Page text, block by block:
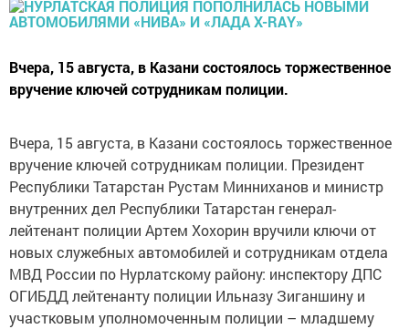
Вчера, 15 августа, в Казани состоялось торжественное
вручение ключей сотрудникам полиции.
Вчера, 15 августа, в Казани состоялось торжественное
вручение ключей сотрудникам полиции. Президент
Республики Татарстан Рустам Минниханов и министр
внутренних дел Республики Татарстан генерал-
лейтенант полиции Артем Хохорин вручили ключи от
новых служебных автомобилей и сотрудникам отдела
МВД России по Нурлатскому району: инспектору ДПС
ОГИБДД лейтенанту полиции Ильназу Зиганшину и
участковым уполномоченным полиции – младшему